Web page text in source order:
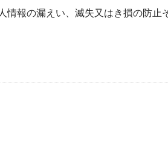
報の漏えい、滅失又はき損の防止